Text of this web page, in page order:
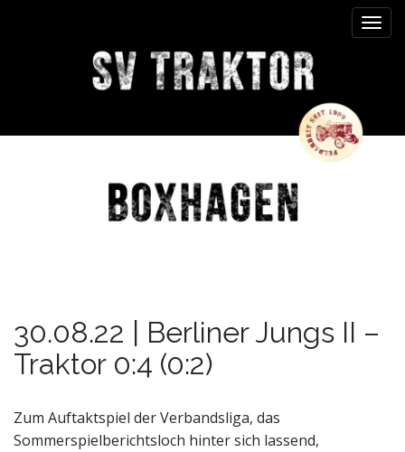
30.08.22 | Berliner Jungs II –
Traktor 0:4 (0:2)
Zum Auftaktspiel der Verbandsliga, das
Sommerspielberichtsloch hinter sich lassend,